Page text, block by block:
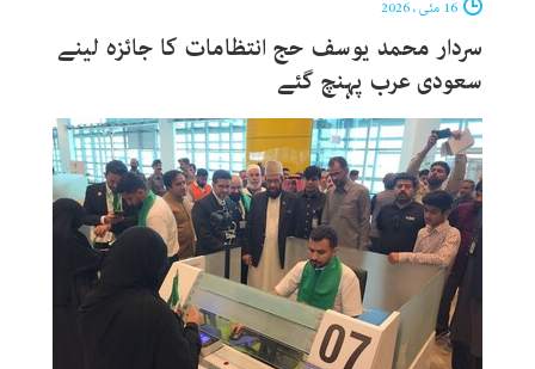
سردار محمد یوسف حج انتظامات کا جائزہ لینے
سعودی عرب پہنچ گئے